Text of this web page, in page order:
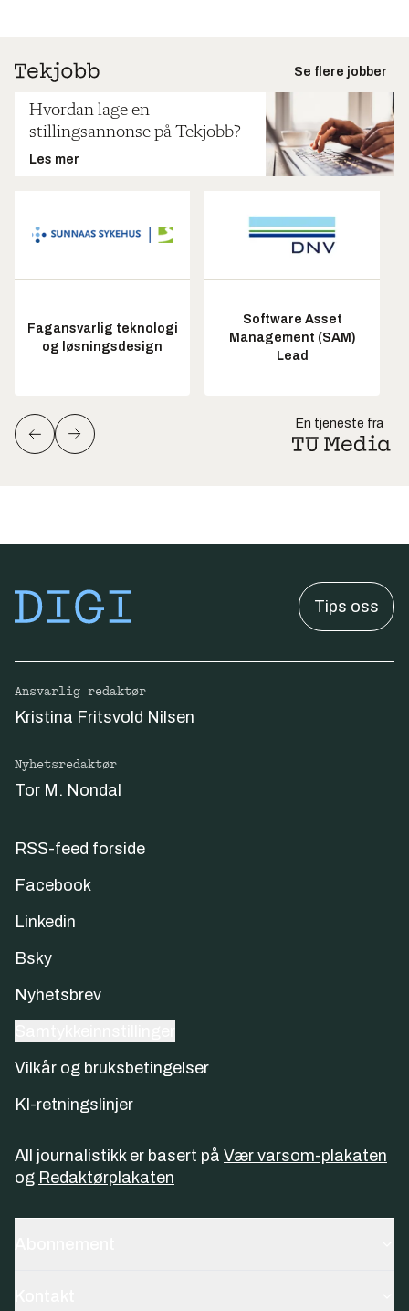
Se flere jobber
Hvordan lage en
stillingsannonse på Tekjobb?
Les mer
Fagansvarlig teknologi
og løsningsdesign
Software Asset
Management (SAM)
Lead
En tjeneste fra
Tips oss
Ansvarlig redaktør
Kristina Fritsvold Nilsen
Nyhetsredaktør
Tor M. Nondal
RSS-feed forside
Facebook
Linkedin
Bsky
Nyhetsbrev
Vilkår og bruksbetingelser
KI-retningslinjer
All journalistikk er basert på Vær varsom-plakaten
og Redaktørplakaten